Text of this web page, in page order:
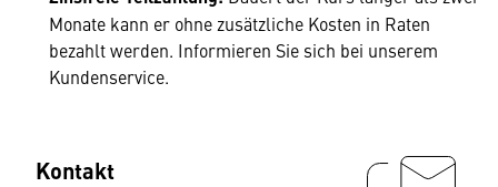
Monate kann er ohne zusätzliche Kosten in Raten
bezahlt werden. Informieren Sie sich bei unserem
Kundenservice.
Kontakt